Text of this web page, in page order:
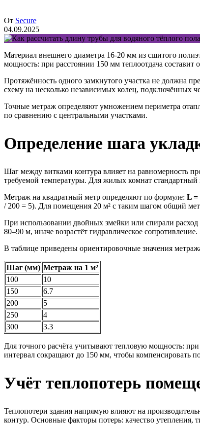
От Secure
04.09.2025
Материал внешнего диаметра 16-20 мм из сшитого
мощность: при расстоянии 150 мм теплоотдача
Протяжённость одного замкнутого участка не должна
схему на несколько независимых колец, подключённых
Точные метраж определяют умножением периметра
по сравнению с центральными участками.
Определение шага
Шаг между витками контура влияет на равномерность
требуемой температуры. Для жилых комнат
Метраж на квадратный метр определяют по формуле: L =
/ 200 = 5). Для помещения 20 м² с таким шагом общий
При использовании двойных змейки или спирали
80–90 м, иначе возрастёт гидравлическое
В таблице приведены ориентировочные значения
Шаг (мм) Метраж на 1 м²
100
10
150
6.7
200
5
250
4
300
3.3
Для точного расчёта учитывают тепловую мощность:
интервал сокращают до 150 мм, чтобы компенсировать
Учёт теплопотерь
Теплопотери здания напрямую влияют на
контур. Основные факторы потерь: качество утепления,